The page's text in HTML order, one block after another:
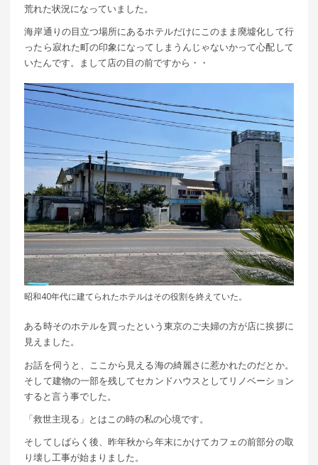
荒れた状況になっていました。
海岸通りの目立つ場所にあるホテルだけにこのまま廃墟化して行
ったら寂れた町の印象になってしまうんじゃないかって心配して
いたんです。まして店の目の前ですから・・
昭和40年代に建てられたホテルはその役割を終えていた。
ある時そのホテルを買ったという東京のご夫婦の方が店に挨拶に
見えました。
お話を伺うと、ここから見える海の綺麗さに惹かれたのだとか。
そして建物の一部を残してセカンドハウスとしてリノベーション
すると言う事でした。
「救世主現る」とはこの時の私の心境です。
そしてしばらく後、昨年秋から年末にかけてカフェの前部分の取
り壊し工事が始まりました。